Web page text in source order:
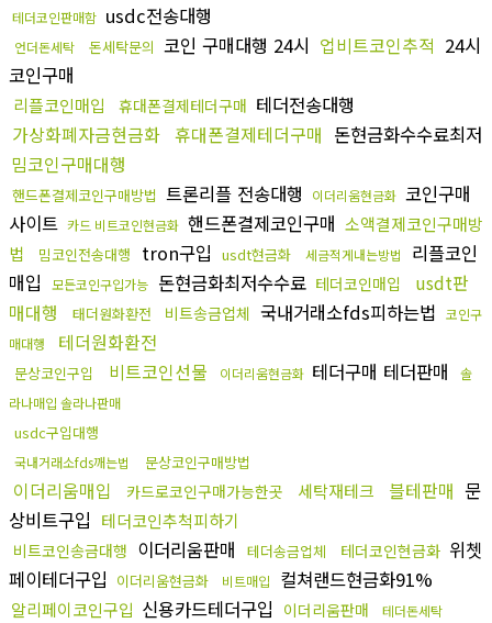
테더코인판매함 usdc전송대행
언더돈세탁 돈세탁문의 코인 구매대행 24시 업비트코인추적 24시
코인구매
리플코인매입 휴대폰결제테더구매 테더전송대행
가상화폐자금현금화 휴대폰결제테더구매 돈현금화수수료최저
밈코인구매대행
핸드폰결제코인구매방법 트론리플 전송대행 이더리움현금화 코인구매
사이트 카드 비트코인현금화 핸드폰결제코인구매 소액결제코인구매방
법
밈코인전송대행 tron구입 usdt현금화 세금적게내는방법
리플코인
매입
모든코인구입가능 돈현금화최저수수료 테더코인매입
usdt판
매대행
태더원화환전 비트송금업체 국내거래소fds피하는법 코인구
매대행
테더원화환전
문상코인구입 비트코인선물 이더리움현금화 테더구매 테더판매
솔
라나매입 솔라나판매
usdc구입대행
국내거래소fds깨는법 문상코인구매방법
이더리움매입 카드로코인구매가능한곳 세탁재테크 블테판매 문
상비트구입 테더코인추척피하기
비트코인송금대행 이더리움판매 테더송금업체 테더코인현금화 위쳇
페이테더구입 이더리움현금화 비트매입 컬쳐랜드현금화91%
알리페이코인구입 신용카드테더구입 이더리움판매 테더돈세탁